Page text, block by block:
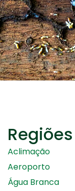
Regiões
Aclimação
Aeroporto
Água Branca